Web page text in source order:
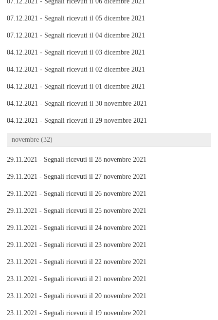
07.12.2021 - Segnali ricevuti il 05 dicembre 2021
07.12.2021 - Segnali ricevuti il 04 dicembre 2021
04.12.2021 - Segnali ricevuti il 03 dicembre 2021
04.12.2021 - Segnali ricevuti il 02 dicembre 2021
04.12.2021 - Segnali ricevuti il 01 dicembre 2021
04.12.2021 - Segnali ricevuti il 30 novembre 2021
04.12.2021 - Segnali ricevuti il 29 novembre 2021
novembre (32)
29.11.2021 - Segnali ricevuti il 28 novembre 2021
29.11.2021 - Segnali ricevuti il 27 novembre 2021
29.11.2021 - Segnali ricevuti il 26 novembre 2021
29.11.2021 - Segnali ricevuti il 25 novembre 2021
29.11.2021 - Segnali ricevuti il 24 novembre 2021
29.11.2021 - Segnali ricevuti il 23 novembre 2021
23.11.2021 - Segnali ricevuti il 22 novembre 2021
23.11.2021 - Segnali ricevuti il 21 novembre 2021
23.11.2021 - Segnali ricevuti il 20 novembre 2021
23.11.2021 - Segnali ricevuti il 19 novembre 2021